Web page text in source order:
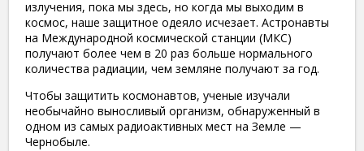
излучения, пока мы здесь, но когда мы выходим в
космос, наше защитное одеяло исчезает. Астронавты
на Международной космической станции (МКС)
получают более чем в 20 раз больше нормального
количества радиации, чем земляне получают за год.
Чтобы защитить космонавтов, ученые изучали
необычайно выносливый организм, обнаруженный в
одном из самых радиоактивных мест на Земле —
Чернобыле.